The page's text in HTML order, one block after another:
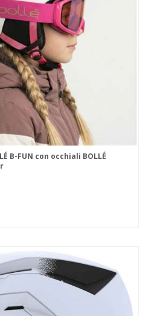
B-FUN con occhiali BOLLÉ